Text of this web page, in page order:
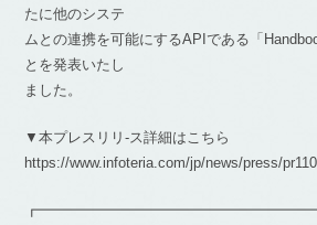
たに他のシステ
ムとの連携を可能にするAPIである「
とを発表いたし
ました。
▼本プレスリリ-ス詳細はこちら
https://www.infoteria.com/jp/news/press/